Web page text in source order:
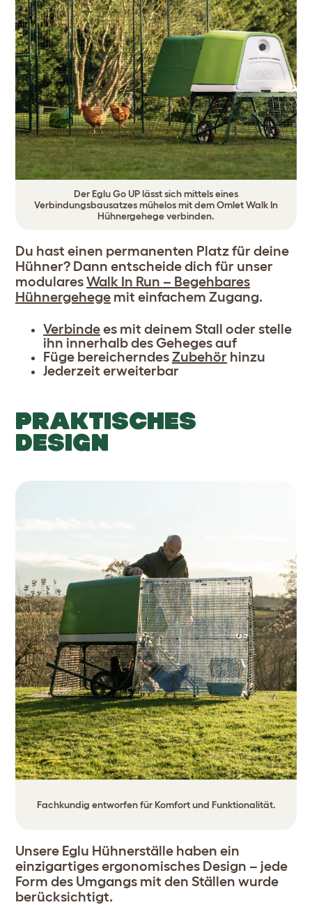
Der Eglu Go UP lässt sich mittels eines
Verbindungsbausatzes mühelos mit dem Omlet Walk In
Hühnergehege verbinden.
Du hast einen permanenten Platz für deine
Hühner? Dann entscheide dich für unser
modularesWalk In Run – Begehbares
Hühnergehege mit einfachem Zugang.
Verbindees mit deinem Stall oder stelle
ihn innerhalb des Geheges auf
Füge bereicherndesZubehör hinzu
Jederzeit erweiterbar
PRAKTISCHES
DESIGN
Fachkundig entworfen für Komfort und Funktionalität.
Unsere Eglu Hühnerställe haben ein
einzigartiges ergonomisches Design – jede
Form des Umgangs mit den Ställen wurde
berücksichtigt.